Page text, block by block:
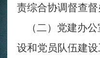
责综合协调督查
（二） 党建办
设和党员队伍建